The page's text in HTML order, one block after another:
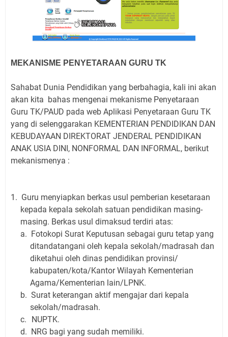
MEKANISME PENYETARAAN GURU TK
Sahabat Dunia Pendidikan yang berbahagia, kali ini akan
akan kita bahas mengenai mekanisme Penyetaraan
Guru TK/PAUD pada web Aplikasi Penyetaraan Guru TK
yang di selenggarakan KEMENTERIAN PENDIDIKAN DAN
KEBUDAYAAN DIREKTORAT JENDERAL PENDIDIKAN
ANAK USIA DINI, NONFORMAL DAN INFORMAL, berikut
mekanismenya :
1. Guru menyiapkan berkas usul pemberian kesetaraan
kepada kepala sekolah satuan pendidikan masing-
masing. Berkas usul dimaksud terdiri atas:
a. Fotokopi Surat Keputusan sebagai guru tetap yang
ditandatangani oleh kepala sekolah/madrasah dan
diketahui oleh dinas pendidikan provinsi/
kabupaten/kota/Kantor Wilayah Kementerian
Agama/Kementerian lain/LPNK.
b. Surat keterangan aktif mengajar dari kepala
sekolah/madrasah.
c.
NUPTK.
d. NRG bagi yang sudah memiliki.